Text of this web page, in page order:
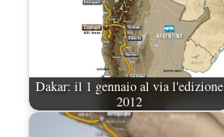
Dakar: il 1 gennaio al via l'edizione
2012